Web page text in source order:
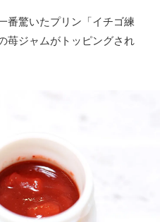
番驚いたプリン「イチゴ練
苺ジャムがトッピングされ